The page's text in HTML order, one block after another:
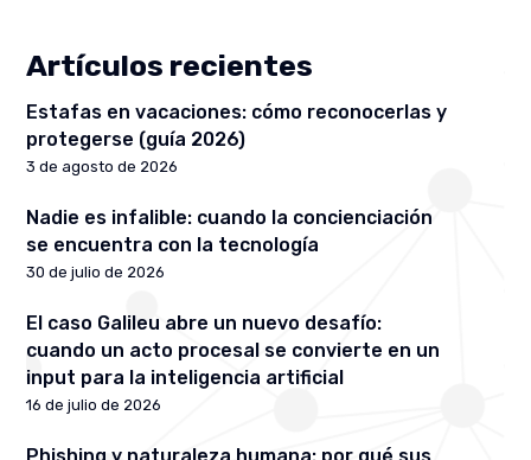
Artículos recientes
Estafas en vacaciones: cómo reconocerlas y
protegerse (guía 2026)
3 de agosto de 2026
Nadie es infalible: cuando la concienciación
se encuentra con la tecnología
30 de julio de 2026
El caso Galileu abre un nuevo desafío:
cuando un acto procesal se convierte en un
input para la inteligencia artificial
16 de julio de 2026